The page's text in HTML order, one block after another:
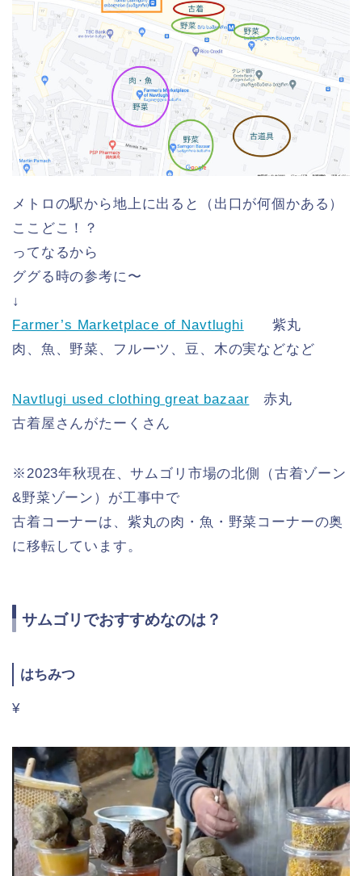
メトロの駅から地上に出ると（出口が何個かある）
ここどこ！？
ってなるから
ググる時の参考に〜
↓
Farmer’s Marketplace of Navtlughi 紫丸
肉、魚、野菜、フルーツ、豆、木の実などなど
Navtlugi used clothing great bazaar 赤丸
古着屋さんがたーくさん
※2023年秋現在、サムゴリ市場の北側（古着ゾーン
&野菜ゾーン）が工事中で
古着コーナーは、紫丸の肉・魚・野菜コーナーの奥
に移転しています。
サムゴリでおすすめなのは？
はちみつ
¥